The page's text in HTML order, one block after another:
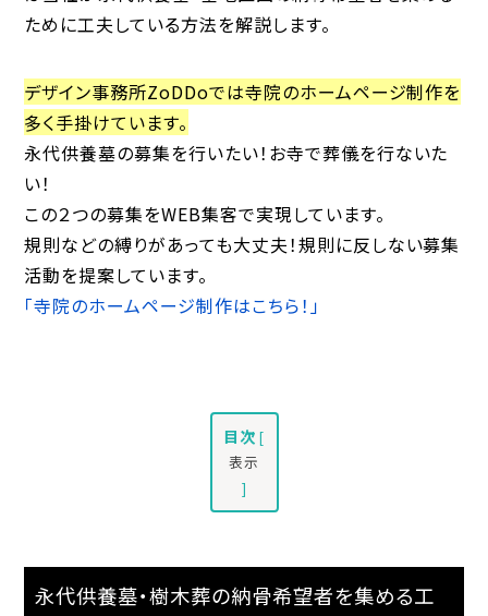
ために工夫している方法を解説します。
デザイン事務所ZoDDoでは寺院のホームページ制作を
多く手掛けています。
永代供養墓の募集を行いたい！お寺で葬儀を行ないた
い！
この２つの募集をWEB集客で実現しています。
規則などの縛りがあっても大丈夫！規則に反しない募集
活動を提案しています。
「寺院のホームページ制作はこちら！」
目次 [
表示
]
永代供養墓・樹木葬の納骨希望者を集める工